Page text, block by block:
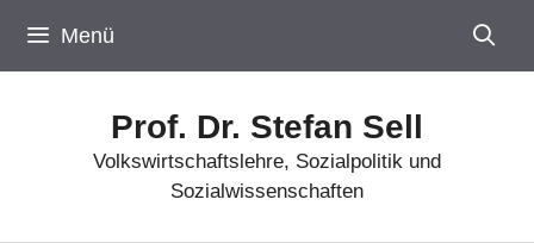
Inhalt
springen
Menü
Prof. Dr. Stefan Sell
Volkswirtschaftslehre, Sozialpolitik und
Sozialwissenschaften